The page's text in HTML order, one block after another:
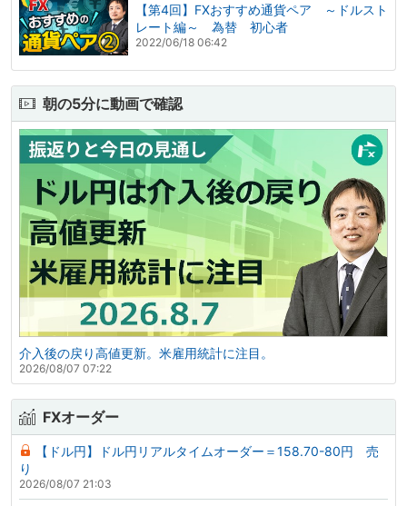
【第4回】FXおすすめ通貨ペア ～ドルスト
レート編～ 為替 初心者
2022/06/18 06:42
朝の5分に動画で確認
介入後の戻り高値更新。米雇用統計に注目。
2026/08/07 07:22
FXオーダー
【ドル円】ドル円リアルタイムオーダー＝158.70-80円 売
り
2026/08/07 21:03